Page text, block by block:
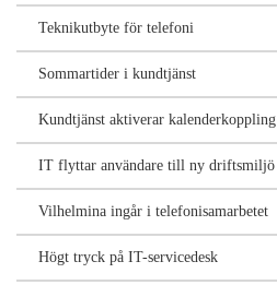
Teknikutbyte för telefoni
Sommartider i kundtjänst
Kundtjänst aktiverar kalenderkoppling
IT flyttar användare till ny driftsmiljö
Vilhelmina ingår i telefonisamarbetet
Högt tryck på IT-servicedesk